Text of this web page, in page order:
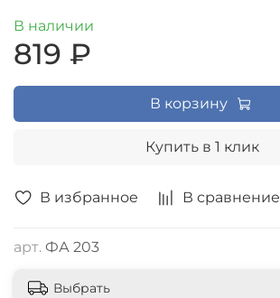
В избранное В сравнение
арт. ФА 203
В наличии
819 ₽
В корзину
Купить в 1 клик
Выбрать